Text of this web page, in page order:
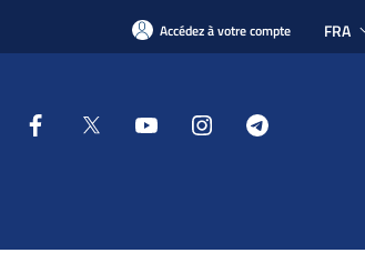
Accédez à votre compte FRA